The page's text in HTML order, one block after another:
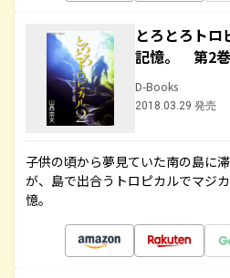
とろとろト
記憶。 第2巻
D-Books
2018.03.29 発売
子供の頃から夢見ていた南の島に
が、島で出合うトロピカルでマジ
憶。